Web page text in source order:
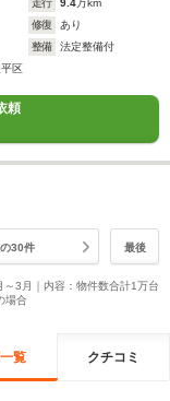
走行 9.4万km
修復
あり
整備
法定整備付
区
頼
30件
最後
3月｜内容：物件数合計1万台
場合
覧 クチコミ